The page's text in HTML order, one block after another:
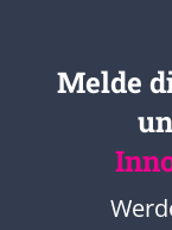
Melde